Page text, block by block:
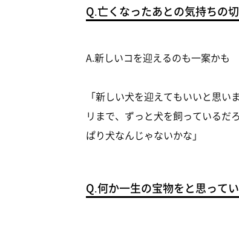
Q.亡くなったあとの気持ちの
A.新しいコを迎えるのも一案かも
「新しい犬を迎えてもいいと思
リまで、ずっと犬を飼っているだ
ぱり犬なんじゃないかな」
Q.何か一生の宝物をと思って